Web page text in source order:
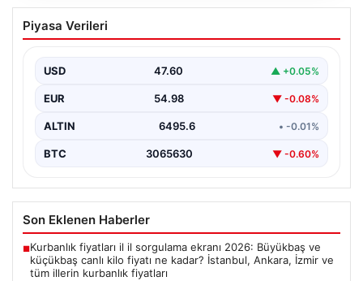
Altın fiyatları canlı grafik 22 Mayıs: Altın
fiyatları ne oldu, düştü mü, çıktı mı?
fiyatları
Piyasa Verileri
USD 47.60 ▲ +0.05%
EUR 54.98 ▼ -0.08%
ALTIN 6495.6 • -0.01%
BTC 3065630 ▼ -0.60%
Son Eklenen Haberler
■Kurbanlık fiyatları il il sorgulama ekranı 2026: Büyükbaş ve
küçükbaş canlı kilo fiyatı ne kadar? İstanbul, Ankara, İzmir ve
tüm illerin kurbanlık fiyatları